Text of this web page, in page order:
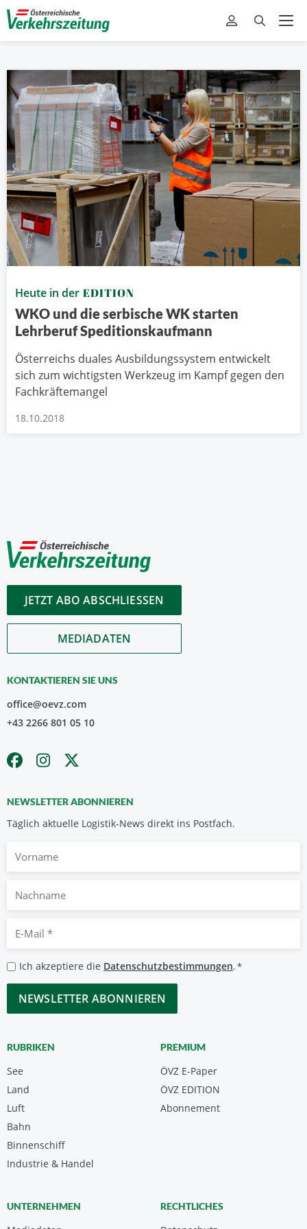
Heute in der EDITION
WKO und die serbische WK starten
Lehrberuf Speditionskaufmann
Österreichs duales Ausbildungssystem entwickelt
sich zum wichtigsten Werkzeug im Kampf gegen den
Fachkräftemangel
18.10.2018
JETZT ABO ABSCHLIESSEN
MEDIADATEN
KONTAKTIEREN SIE UNS
office@oevz.com
+43 2266 801 05 10
NEWSLETTER ABONNIEREN
Täglich aktuelle Logistik-News direkt ins Postfach.
Nachname
Mail
*
Datenschutzbestimmungen
*
Ich akzeptiere die Datenschutzbestimmungen.*
CAPTCHA
RUBRIKEN
See
Land
Luft
Bahn
Binnenschiff
Industrie & Handel
PREMIUM
ÖVZ E-Paper
Abonnement
ÖVZ EDITION
UNTERNEHMEN RECHTLICHES